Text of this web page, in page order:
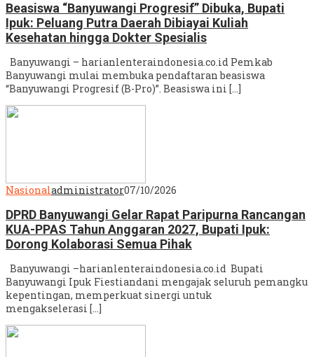
Beasiswa “Banyuwangi Progresif” Dibuka, Bupati
Ipuk: Peluang Putra Daerah Dibiayai Kuliah
Kesehatan hingga Dokter Spesialis
Banyuwangi – harianlenteraindonesia.co.id Pemkab
Banyuwangi mulai membuka pendaftaran beasiswa
“Banyuwangi Progresif (B-Pro)”. Beasiswa ini […]
Nasionaladministrator07/10/2026
DPRD Banyuwangi Gelar Rapat Paripurna Rancangan
KUA-PPAS Tahun Anggaran 2027, Bupati Ipuk:
Dorong Kolaborasi Semua Pihak
Banyuwangi –harianlenteraindonesia.co.id Bupati
Banyuwangi Ipuk Fiestiandani mengajak seluruh pemangku
kepentingan, memperkuat sinergi untuk
mengakselerasi […]